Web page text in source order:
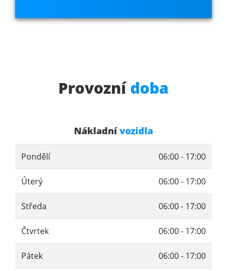
Provoznídoba
Nákladnívozidla
Pondělí 06:00 - 17:00
Úterý 06:00 - 17:00
Středa 06:00 - 17:00
Čtvrtek 06:00 - 17:00
Pátek 06:00 - 17:00